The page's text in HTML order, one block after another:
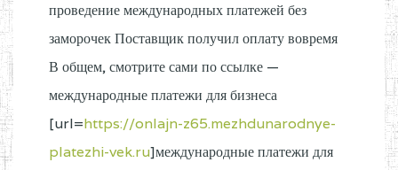
проведение международных платежей без
заморочек Поставщик получил оплату вовремя
В общем, смотрите сами по ссылке —
международные платежи для бизнеса
[url=https://onlajn-z65.mezhdunarodnye-
platezhi-vek.ru]международные платежи для